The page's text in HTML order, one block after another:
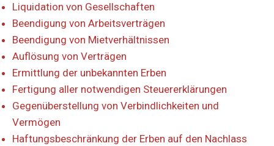
Liquidation von Gesellschaften
Beendigung von Arbeitsverträgen
Beendigung von Mietverhältnissen
Auflösung von Verträgen
Ermittlung der unbekannten Erben
Fertigung aller notwendigen Steuererklärungen
Gegenüberstellung von Verbindlichkeiten und
Vermögen
Haftungsbeschränkung der Erben auf den Nachlass